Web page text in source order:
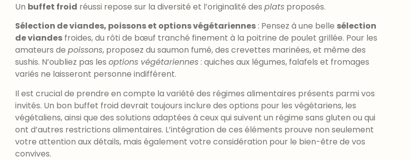
Un buffet froid réussi repose sur la diversité et l’originalité des plats proposés.
Sélection de viandes, poissons et options végétariennes : Pensez à une belle sélection
de viandes froides, du rôti de bœuf tranché finement à la poitrine de poulet grillée. Pour les
amateurs de poissons, proposez du saumon fumé, des crevettes marinées, et même des
sushis. N’oubliez pas les options végétariennes : quiches aux légumes, falafels et fromages
variés ne laisseront personne indifférent.
Il est crucial de prendre en compte la variété des régimes alimentaires présents parmi vos
invités. Un bon buffet froid devrait toujours inclure des options pour les végétariens, les
végétaliens, ainsi que des solutions adaptées à ceux qui suivent un régime sans gluten ou qui
ont d’autres restrictions alimentaires. L’intégration de ces éléments prouve non seulement
votre attention aux détails, mais également votre considération pour le bien-être de vos
convives.